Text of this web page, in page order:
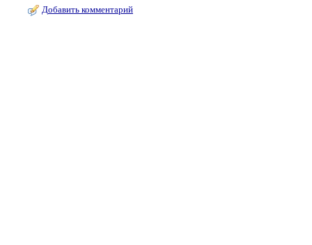
Добавить комментарий